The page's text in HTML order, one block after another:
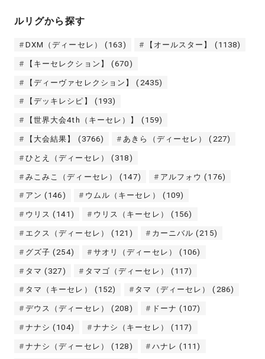
ルリグから探す
DXM（ディーセレ） (163) 【オールスター】 (1138)
【キーセレクション】 (670)
【ディーヴァセレクション】 (2435)
【デッキレシピ】 (193)
【世界大会4th（キーセレ）】 (159)
【大会結果】 (3766) あきら（ディーセレ） (227)
ひとえ（ディーセレ） (318)
みこみこ（ディーセレ） (147) アルフォウ (176)
アン (146) ウムル（キーセレ） (109)
ウリス (141) ウリス（キーセレ） (156)
エクス（ディーセレ） (121) カーニバル (215)
グズ子 (254) サオリ（ディーセレ） (106)
タマ (327) タマゴ（ディーセレ） (117)
タマ（キーセレ） (152) タマ（ディーセレ） (286)
デウス（ディーセレ） (208) ドーナ (107)
ナナシ (104) ナナシ（キーセレ） (117)
ナナシ（ディーセレ） (128) ハナレ (111)